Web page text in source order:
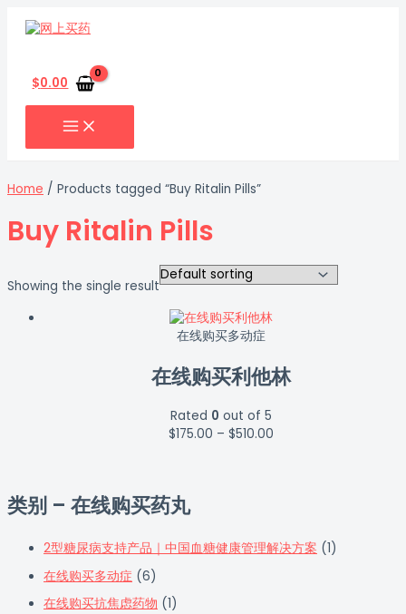
索
$0.00
类别 – 在线购买药丸
2型糖尿病支持产品｜中国血糖健康管理解决方案 (1)
在线购买多动症 (6)
在线购买抗焦虑药物 (1)
Home / Products tagged “Buy Ritalin Pills”
Buy Ritalin Pills
Showing the single result
在线购买多动症
在线购买利他林
Rated 0 out of 5
$175.00 – $510.00